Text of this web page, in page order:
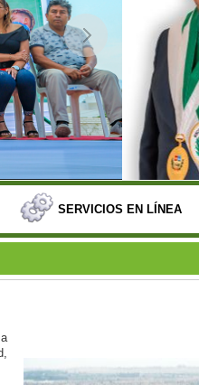
SERVICIOS EN LÍNEA